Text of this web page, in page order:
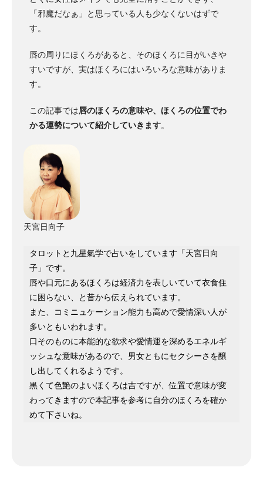
「邪魔だなぁ」と思っている人も少なくないはずで
す。
唇の周りにほくろがあると、そのほくろに目がいきや
すいですが、実はほくろにはいろいろな意味がありま
す。
この記事では唇のほくろの意味や、ほくろの位置でわ
かる運勢について紹介していきます。
天宮日向子
タロットと九星氣学で占いをしています「天宮日向
子」です。
唇や口元にあるほくろは経済力を表しいていて衣食住
に困らない、と昔から伝えられています。
また、コミニュケーション能力も高めで愛情深い人が
多いともいわれます。
口そのものに本能的な欲求や愛情運を深めるエネルギ
ッシュな意味があるので、男女ともにセクシーさを醸
し出してくれるようです。
黒くて色艶のよいほくろは吉ですが、位置で意味が変
わってきますので本記事を参考に自分のほくろを確か
めて下さいね。